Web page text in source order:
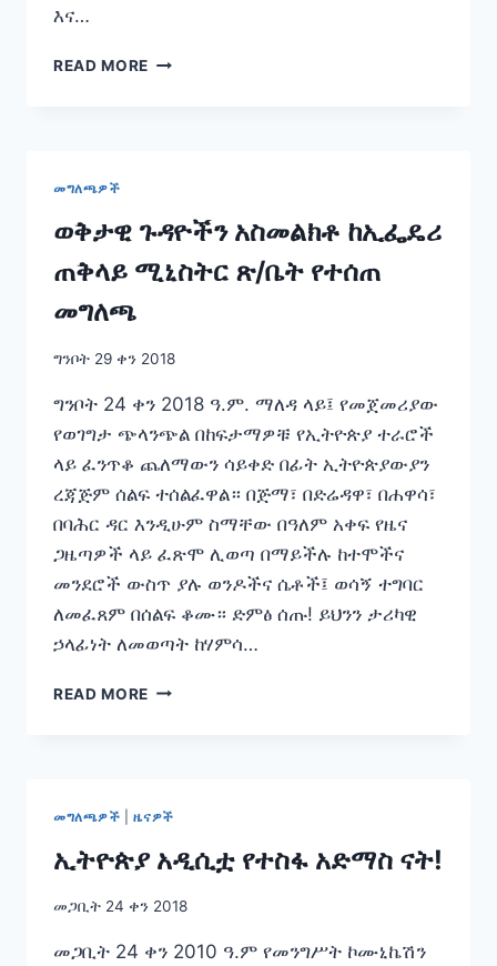
እና…
READ MORE የሰላም
ላይ
በሰጡት
መግለጫ
ሀሳቦች!!
መግለጫዎች
ወቅታዊ ጉዳዮችን አስመልክቶ ከኢፌዴሪ
ጠቅላይ ሚኒስትር ጽ/ቤት የተሰጠ
መግለጫ
ግንቦት 29 ቀን 2018
ግንቦት 24 ቀን 2018 ዓ.ም. ማለዳ ላይ፤ የመጀመሪያው
የወገግታ ጭላንጭል በከፍታማዎቹ የኢትዮጵያ ተራሮች
ላይ ፈንጥቆ ጨለማውን ሳይቀድ በፊት ኢትዮጵያውያን
ረጃጅም ሰልፍ ተሰልፈዋል። በጅማ፣ በድሬዳዋ፣ በሐዋሳ፣
በባሕር ዳር እንዲሁም ስማቸው በዓለም አቀፍ የዜና
ጋዜጣዎች ላይ ፈጽሞ ሊወጣ በማይችሉ ከተሞችና
መንደሮች ውስጥ ያሉ ወንዶችና ሴቶች፤ ወሳኝ ተግባር
ለመፈጸም በሰልፍ ቆሙ። ድምፅ ሰጡ! ይህንን ታሪካዊ
ኃላፊነት ለመወጣት ከሃምሳ…
READ MORE ወቅታዊ
ቤት
የተሰጠ
መግለጫ
መግለጫዎች |ዜናዎች
ኢትዮጵያ አዲሲቷ የተስፋ አድማስ ናት!
መጋቢት 24 ቀን 2018
መጋቢት 24 ቀን 2010 ዓ.ም የመንግሥት ኮሙኒኬሽን